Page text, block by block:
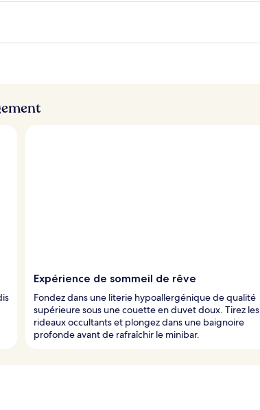
Expérience de sommeil de rêve
Fondez dans une literie hypoallergénique de qualité
supérieure sous une couette en duvet doux. Tirez les
rideaux occultants et plongez dans une baignoire
profonde avant de rafraîchir le minibar.